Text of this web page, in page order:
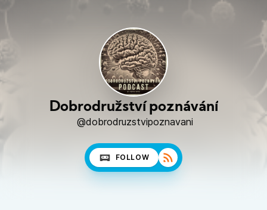
Dobrodružství poznávání
@dobrodruzstvipoznavani
FOLLOW